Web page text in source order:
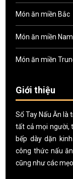
Món ăn miền Bắc
Món ăn miền Nam
Món ăn miền
Giới thiệu
Sổ Tay Nấu Ăn là
tất cả mọi người,
bếp dày dặn
công thức nấu
cũng như các